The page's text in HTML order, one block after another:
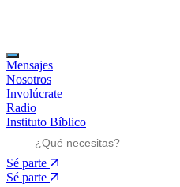
Mensajes
Nosotros
Involúcrate
Radio
Instituto Bíblico
Sé parte
Sé parte